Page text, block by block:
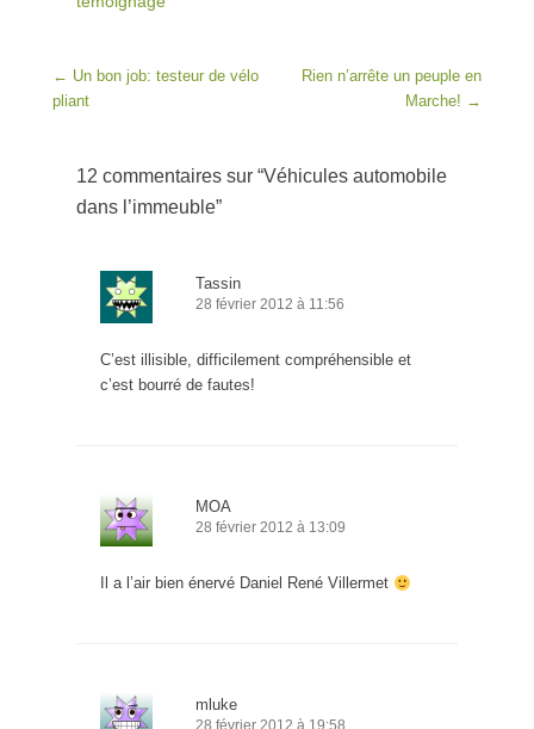
Post navigation
← Un bon job: testeur de vélo
pliant
Rien n’arrête un peuple en
Marche! →
12 commentaires sur “Véhicules automobile
dans l’immeuble”
Tassin
28 février 2012 à 11:56
C’est illisible, difficilement compréhensible et
c’est bourré de fautes!
MOA
28 février 2012 à 13:09
Il a l’air bien énervé Daniel René Villermet
mluke